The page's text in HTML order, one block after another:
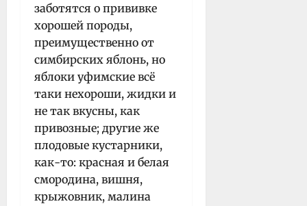
заботятся о прививке
хорошей породы,
преимущественно от
симбирских яблонь, но
яблоки уфимские всё
таки нехороши, жидки и
не так вкусны, как
привозные; другие же
плодовые кустарники,
как-то: красная и белая
смородина, вишня,
крыжовник, малина